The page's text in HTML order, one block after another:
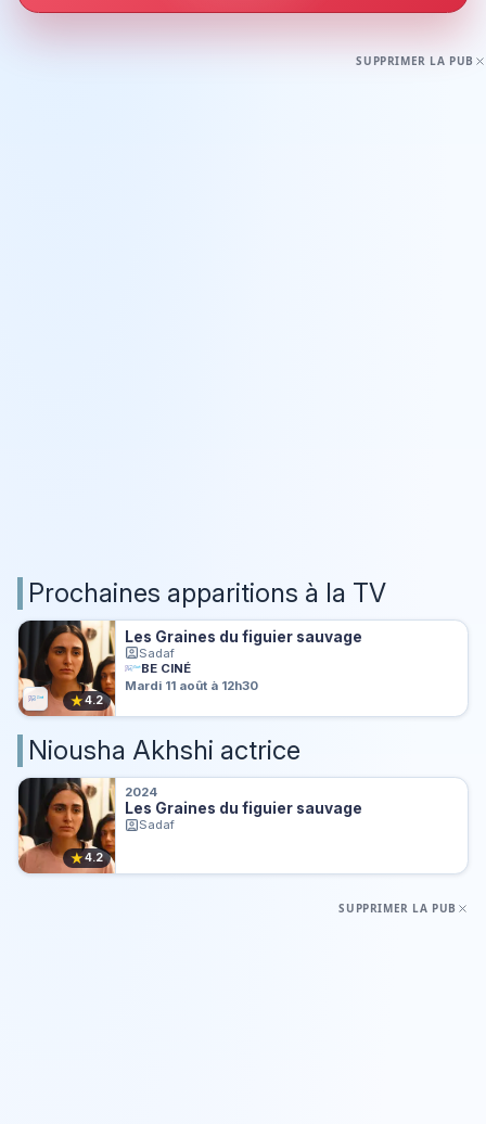
SUPPRIMER LA PUB
Prochaines apparitions à la TV
★4.2
Les Graines du figuier sauvage
Sadaf
BE CINÉ
Mardi 11 août à 12h30
Niousha Akhshi actrice
★4.2
2024
Les Graines du figuier sauvage
Sadaf
SUPPRIMER LA PUB